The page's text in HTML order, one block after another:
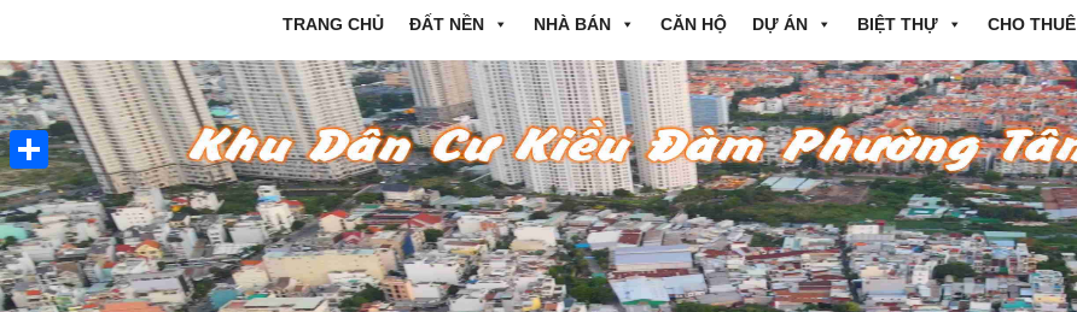
TRANG CHỦ ĐẤT NỀN NHÀ BÁN CĂN HỘ DỰ ÁN BIỆT THỰ CHO THUÊ
Share